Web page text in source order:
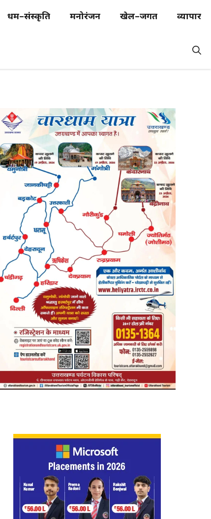
धर्म–संस्कृति मनोरंजन खेल–जगत व्यापार